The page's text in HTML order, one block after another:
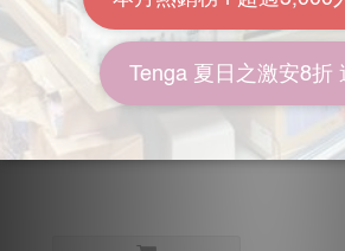
SSI JAPAN 日本の名器 完
全再現 JULIA
HK$248.00
HK$328.00